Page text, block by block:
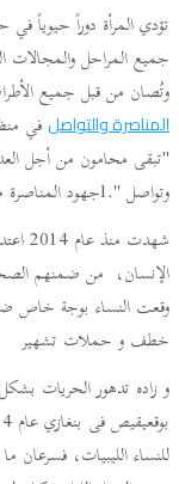
تؤدي المرأة دوراً حيوياً
جميع المراحل
وتُصان من قبل جميع
المناصرة والتواصلفي
"تبقى محامون من أجل
وتواصل ".lجهود المناصرة من أجل إدماج النساء في مستقبل ليبيا بجوانبه كافة.
الإنسان، من ضمنهم
وقعت النساء بوجة خاص
خطف و حملات تشهير
و زاده تدهور الحريات
للنساء الليبيات، فسرعان